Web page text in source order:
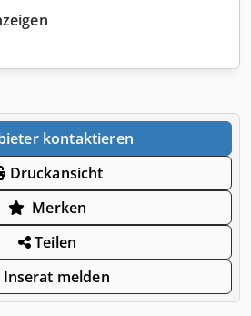
kontaktieren
Druckansicht
Merken
Teilen
Inserat melden